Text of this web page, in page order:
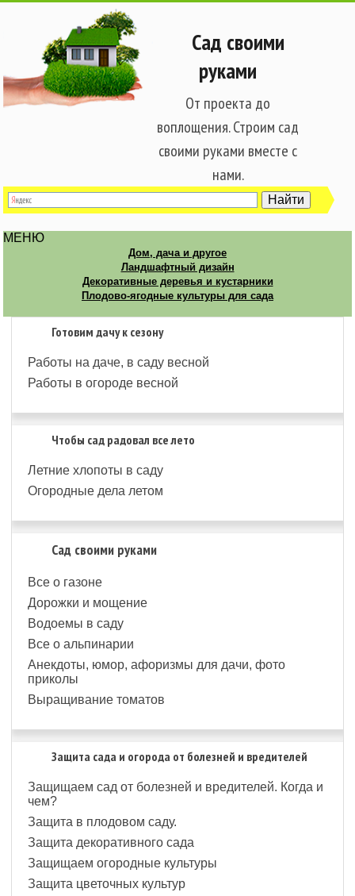
Сад своими
руками
От проекта до
воплощения. Строим сад
своими руками вместе с
нами.
МЕНЮ
Дом, дача и другое
Ландшафтный дизайн
Декоративные деревья и кустарники
Плодово-ягодные культуры для сада
Готовим дачу к сезону
Работы на даче, в саду весной
Работы в огороде весной
Чтобы сад радовал все лето
Летние хлопоты в саду
Огородные дела летом
Сад своими руками
Все о газоне
Дорожки и мощение
Водоемы в саду
Все о альпинарии
Анекдоты, юмор, афоризмы для дачи, фото
приколы
Выращивание томатов
Защита сада и огорода от болезней и вредителей
Защищаем сад от болезней и вредителей. Когда и
чем?
Защита в плодовом саду.
Защита декоративного сада
Защищаем огородные культуры
Защита цветочных культур